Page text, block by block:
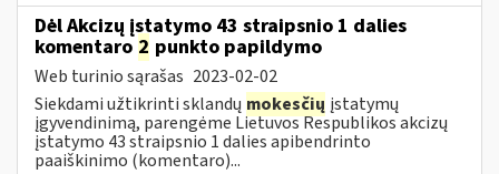
Dėl Akcizų įstatymo 43 straipsnio 1 dalies
komentaro 2 punkto papildymo
Web turinio sąrašas 2023-02-02
Siekdami užtikrinti sklandų mokesčių įstatymų
įgyvendinimą, parengėme Lietuvos Respublikos akcizų
įstatymo 43 straipsnio 1 dalies apibendrinto
paaiškinimo (komentaro)...